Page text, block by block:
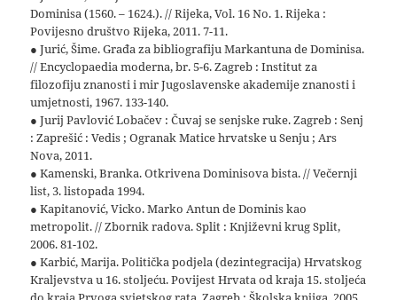
Dominisa (1560. – 1624.). // Rijeka, Vol. 16 No. 1. Rijeka :
Povijesno društvo Rijeka, 2011. 7-11.
● Jurić, Šime. Građa za bibliografiju Markantuna de Dominisa.
// Encyclopaedia moderna, br. 5-6. Zagreb : Institut za
filozofiju znanosti i mir Jugoslavenske akademije znanosti i
umjetnosti, 1967. 133-140.
● Jurij Pavlović Lobačev : Čuvaj se senjske ruke. Zagreb : Senj
: Zaprešić : Vedis ; Ogranak Matice hrvatske u Senju ; Ars
Nova, 2011.
● Kamenski, Branka. Otkrivena Dominisova bista. // Večernji
list, 3. listopada 1994.
● Kapitanović, Vicko. Marko Antun de Dominis kao
metropolit. // Zbornik radova. Split : Književni krug Split,
2006. 81-102.
● Karbić, Marija. Politička podjela (dezintegracija) Hrvatskog
Kraljevstva u 16. stoljeću. Povijest Hrvata od kraja 15. stoljeća